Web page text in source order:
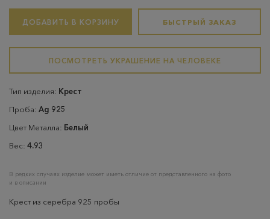
ДОБАВИТЬ В КОРЗИНУ БЫСТРЫЙ ЗАКАЗ
ПОСМОТРЕТЬ УКРАШЕНИЕ НА ЧЕЛОВЕКЕ
Тип изделия: Крест
Проба: Ag 925
Цвет Металла: Белый
Вес: 4.93
В редких случаях изделие может иметь отличие от представленного на фото
и в описании
Крест из серебра 925 пробы